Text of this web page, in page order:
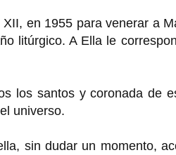
en 1955 para venerar a
litúrgico. A Ella le
los santos y coronada de
universo.
sin dudar un momento,